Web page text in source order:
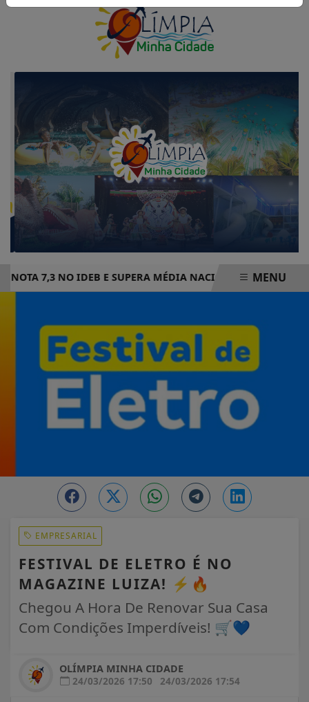
7,3 NO IDEB E SUPERA MÉDIA NACIONAL DE ENSINO
MENU
EMPRESARIAL
FESTIVAL DE ELETRO É NO
MAGAZINE LUIZA! ⚡🔥
Chegou A Hora De Renovar Sua Casa
Com Condições Imperdíveis! 🛒💙
OLÍMPIA MINHA CIDADE
24/03/2026 17:50
24/03/2026 17:54